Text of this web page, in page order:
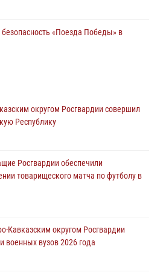
«Поезда Победы» в
по Республике Калмыкия
Росгвардии провели турнир по
бригады Росгвардии встретились с
проекта «Дорогой Ломоносова —
помощь медикам и девушке с
округом Росгвардии совершил
Республику
Росгвардии обеспечили
товарищеского матча по футболу в
Кавказским округом Росгвардии
военных вузов 2026 года